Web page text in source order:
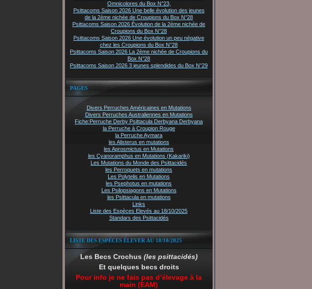
Omnicolores du Box N°23,
Psittacoms Saison 2026 Une belle évolution des jeunes
de la 2ème nichée de Croupions du Box N°28
Psittacoms Saison 2026 Évolution de la 2ème nichée de
Croupions du Box N°28
Psittacoms Saison 2026 Une évolution un peu négative
chez les Croupions du Box N°28
Psittacoms Saison 2026 La 2ème nichée de Croupions du
Box N°28
Psittacoms Saison 2026 3 jeunes splendides du Box N°29
PAGES
Divers Perruches Américaines en Mutations
Divers Perruches Australiennes en Mutations
Fiche:Perruche Derby Psittacula Derbyana Derbyana
la Perruche à Croupion Rouge
la Perruche Aymara
les Alisterus en mutations
les Aprosmictus en Mutations
les Cyanoramphus en Mutations (Kakariki)
Les Mutations du Monde des Psittacidés
les Perroquets en mutations
Les Polytelis en Mutations
les Psephotus en mutations
Les Psilopsiagons en Mutations
les Psittacula en mutations
Links
Liste des Espèces Elevés au 18/10/2025
Standars des Psittacidés
LISTE DES ESPÈCES ÉLEVER AU 18/10/2025
Les Becs Crochus (les psittacidés)
Et quelques becs droits
Pour info je ne fais pas d’élevage à la
main (EAM)